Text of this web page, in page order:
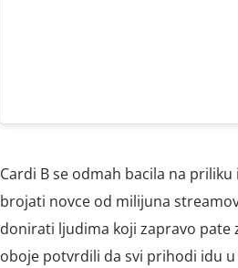
Cardi B se odmah bacila na
brojati novce od milijuna
donirati ljudima koji zapravo pate
oboje potvrdili da svi prihodi idu